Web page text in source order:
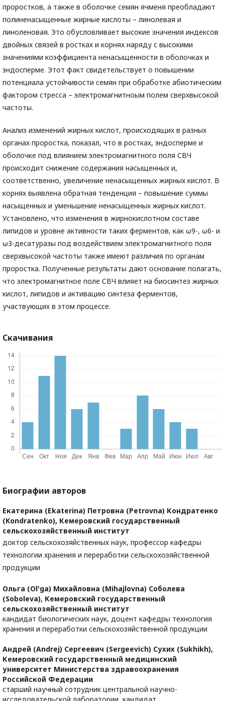
проростков, а также в оболочке семян ячменя преобладают
полиненасыщенные жирные кислоты – линолевая и
линоленовая. Это обусловливает высокие значения индексов
двойных связей в ростках и корнях наряду с высокими
значениями коэффициента ненасыщенности в оболочках и
эндосперме. Этот факт свидетельствует о повышении
потенциала устойчивости семян при обработке абиотическим
фактором стресса – электромагнитноым полем сверхвысокой
частоты.
Анализ изменений жирных кислот, происходящих в разных
органах проростка, показал, что в ростках, эндосперме и
оболочке под влиянием электромагнитного поля СВЧ
происходит снижение содержания насыщенных и,
соответственно, увеличение ненасыщенных жирных кислот. В
корнях выявлена обратная тенденция – повышение суммы
насыщенных и уменьшение ненасыщенных жирных кислот.
Установлено, что изменения в жирнокислотном составе
липидов и уровне активности таких ферментов, как ω9-, ω6- и
ω3-десатуразы под воздействием электромагнитного поля
сверхвысокой частоты также имеют различия по органам
проростка. Полученные результаты дают основание полагать,
что электромагнитное поле СВЧ влияет на биосинтез жирных
кислот, липидов и активацию синтеза ферментов,
участвующих в этом процессе.
Скачивания
Биографии авторов
Екатерина (Ekaterina) Петровна (Petrovna) Кондратенко
(Kondratenko), Кемеровский государственный
сельскохозяйственный институт
доктор сельскохозяйственных наук, профессор кафедры
технологии хранения и переработки сельскохозяйственной
продукции
Ольга (Ol'ga) Михайловна (Mihajlovna) Соболева
(Soboleva), Кемеровский государственный
сельскохозяйственный институт
кандидат биологических наук, доцент кафедры технология
хранения и переработки сельскохозяйственной продукции
Андрей (Andrej) Сергеевич (Sergeevich) Сухих (Sukhikh),
Кемеровский государственный медицинский
университет Министерства здравоохранения
Российской Федерации
старший научный сотрудник центральной научно-